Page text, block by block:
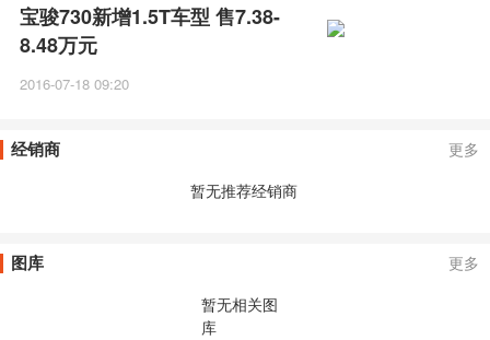
宝骏730新增1.5T车型 售7.38-
8.48万元
2016-07-18 09:20
经销商
更多
暂无推荐经销商
图库
更多
暂无相关图
库